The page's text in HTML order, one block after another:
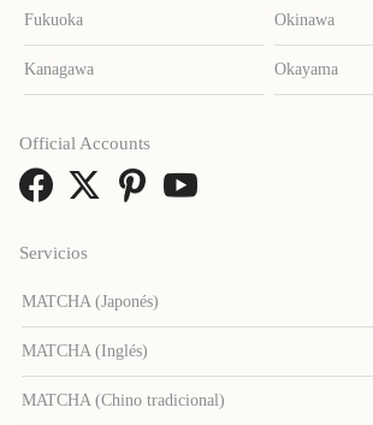
Fukuoka Okinawa
Kanagawa Okayama
Servicios
MATCHA (Japonés)
MATCHA (Inglés)
MATCHA (Chino tradicional)
Official Accounts